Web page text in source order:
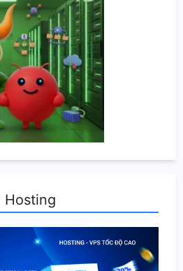
Hosting